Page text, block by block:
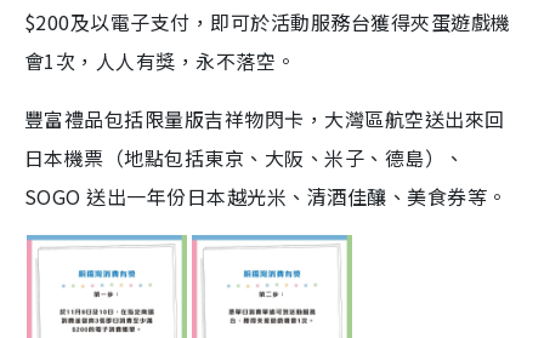
$200及以電子支付，即可於活動服務台獲得夾蛋遊戲機
會1次，人人有獎，永不落空。
豐富禮品包括限量版吉祥物閃卡，大灣區航空送出來回
日本機票（地點包括東京、大阪、米子、德島）、
SOGO 送出一年份日本越光米、清酒佳釀、美食券等。